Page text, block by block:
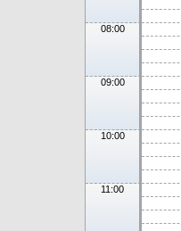
08:00
09:00
10:00
11:00